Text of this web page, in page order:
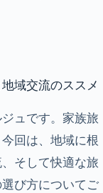
域交流のススメ
ュです。家族旅
回は、地域に根
そして快適な旅
び方についてご